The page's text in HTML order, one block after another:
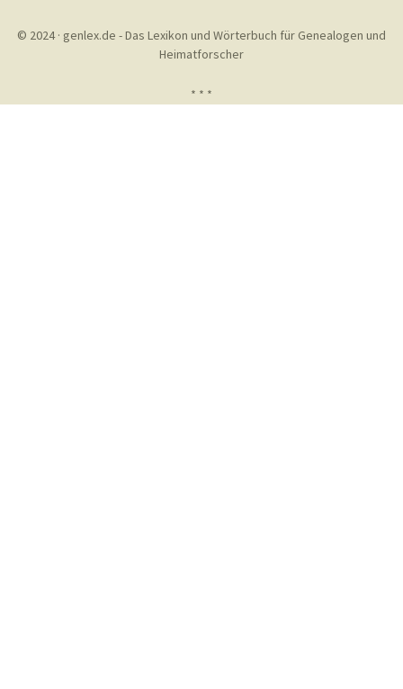
© 2024 · genlex.de - Das Lexikon und Wörterbuch für Genealogen und
Heimatforscher
* * *